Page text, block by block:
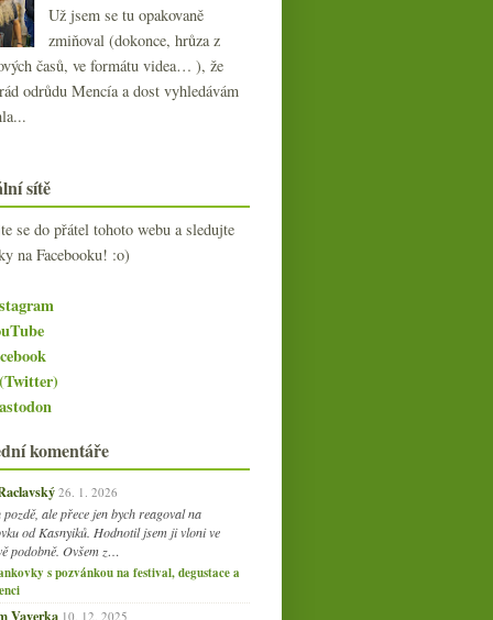
Už jsem se tu opakovaně
zmiňoval (dokonce, hrůza z
časů, ve formátu videa… ), že
odrůdu Mencía a dost vyhledávám
sítě
se do přátel tohoto webu a sledujte
na Facebooku! :o)
komentáře
26. 1. 2026
ale přece jen bych reagoval na
od Kasnyiků. Hodnotil jsem ji vloni ve
podobně. Ovšem z…
s pozvánkou na festival, degustace a
Vaverka 10. 12. 2025